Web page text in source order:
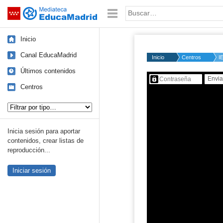
Saltar navegación Palabra o frase:
Inicio
Canal EducaMadrid
Últimos contenidos
Centros
Inicia sesión para aportar
contenidos, crear listas de
reproducción...
Iniciar sesión
Inicio Centros
Contenido protegido…